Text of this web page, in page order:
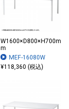
W1600×D800×H700m
m
MEF-16080W
¥118,360 (税込)